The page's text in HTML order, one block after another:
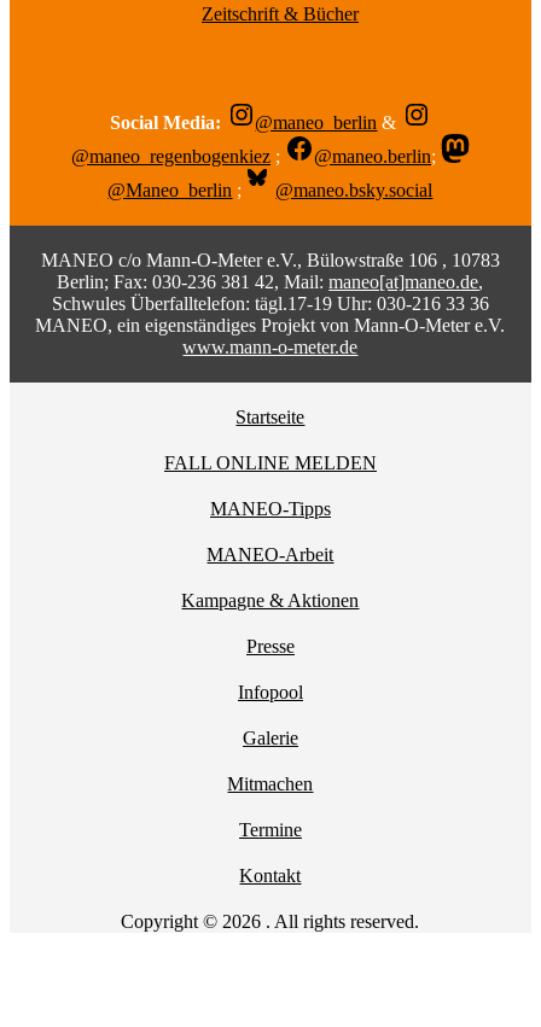
Zeitschrift & Bücher
Social Media: @maneo_berlin &
@maneo_regenbogenkiez ; @maneo.berlin;
@Maneo_berlin ; @maneo.bsky.social
MANEO c/o Mann-O-Meter e.V., Bülowstraße 106 , 10783
Berlin; Fax: 030-236 381 42, Mail:maneo[at]maneo.de,
Schwules Überfalltelefon: tägl.17-19 Uhr: 030-216 33 36
MANEO, ein eigenständiges Projekt von Mann-O-Meter e.V.
www.mann-o-meter.de
Startseite
FALL ONLINE MELDEN
MANEO-Tipps
MANEO-Arbeit
Kampagne & Aktionen
Presse
Infopool
Galerie
Mitmachen
Termine
Kontakt
Copyright © 2026 . All rights reserved.